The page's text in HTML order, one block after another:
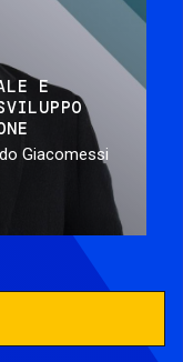
E
Giacomessi